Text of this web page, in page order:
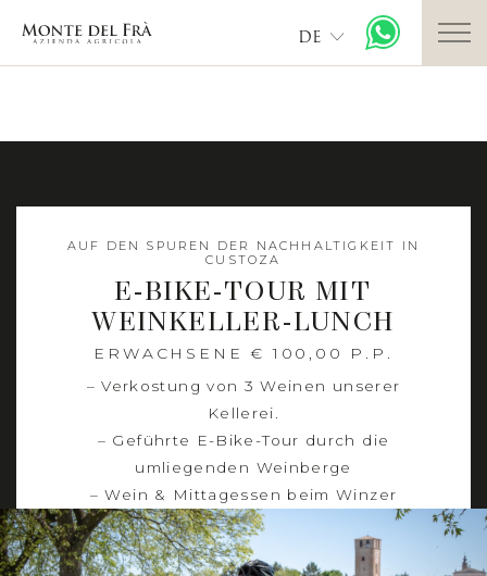
DE
AUF DEN SPUREN DER NACHHALTIGKEIT IN
CUSTOZA
E-BIKE-TOUR MIT
WEINKELLER-LUNCH
ERWACHSENE € 100,00 P.P.
– Verkostung von 3 Weinen unserer
Kellerei.
– Geführte E-Bike-Tour durch die
umliegenden Weinberge
– Wein & Mittagessen beim Winzer